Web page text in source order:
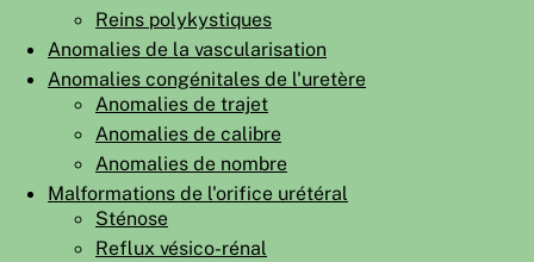
EMBRYO
ATLAS
RECHERCHER
Reins polykystiques
Anomalies de la vascularisation
Anomalies congénitales de l'uretère
Anomalies de trajet
Anomalies de calibre
Anomalies de nombre
Malformations de l'orifice urétéral
Sténose
Reflux vésico-rénal